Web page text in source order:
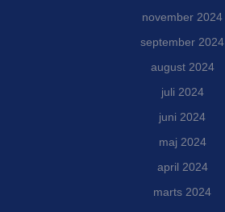
november 2024
september 2024
august 2024
juli 2024
juni 2024
maj 2024
april 2024
marts 2024